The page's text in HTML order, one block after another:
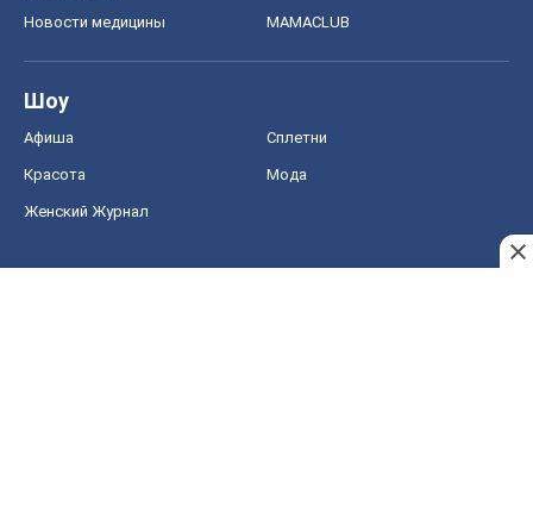
Новости медицины MAMACLUB
Шоу
Афиша Сплетни
Красота Мода
Женский Журнал